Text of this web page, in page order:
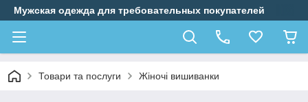
Мужская одежда для требовательных покупателей
Товари та послуги Жіночі вишиванки